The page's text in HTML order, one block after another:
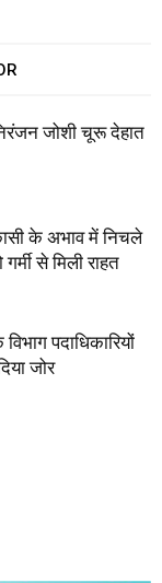
जोशी चूरू देहात
के अभाव में निचले
से मिली राहत
पदाधिकारियों
जोर